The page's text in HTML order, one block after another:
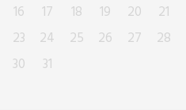
16
17 18 19 20 21
23
24 25 26 27 28
30
31